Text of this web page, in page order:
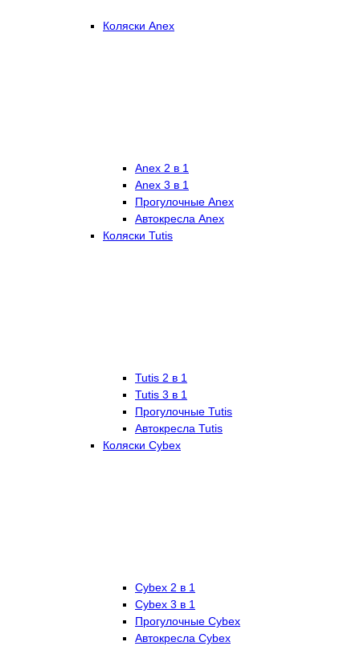
Коляски Anex
Anex 2 в 1
Anex 3 в 1
Прогулочные Anex
Автокресла Anex
Коляски Tutis
Tutis 2 в 1
Tutis 3 в 1
Прогулочные Tutis
Автокресла Tutis
Коляски Cybex
Cybex 2 в 1
Cybex 3 в 1
Прогулочные Cybex
Автокресла Cybex